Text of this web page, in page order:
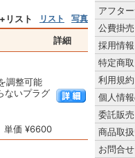
リスト リスト 写真
詳細
調整可能
ないプラグ
単価 ¥6600
アフタ
公費掛売
採用情報
特定商
利用規約
個人情
委託販
商品取
お問合せ